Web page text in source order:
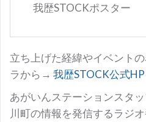
我歴STOCKポスター
立ち上げた経緯やイベント
ラから→ 我歴STOCK公式HP
あがいんステーションスタ
川町の情報を発信するラジ